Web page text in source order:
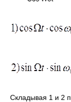
Складывая 1 и 2